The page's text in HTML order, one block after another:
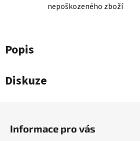
nepoškozeného zboží
Popis
Diskuze
Informace pro vás